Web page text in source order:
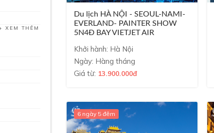
XEM THÊM
Du lịch HÀ NỘI - SEOUL-NAMI-
EVERLAND- PAINTER SHOW
5N4Đ BAY VIETJET AIR
Khởi hành: Hà Nội
Ngày: Hàng tháng
Giá từ: 13.900.000đ
6 ngày 5 đêm